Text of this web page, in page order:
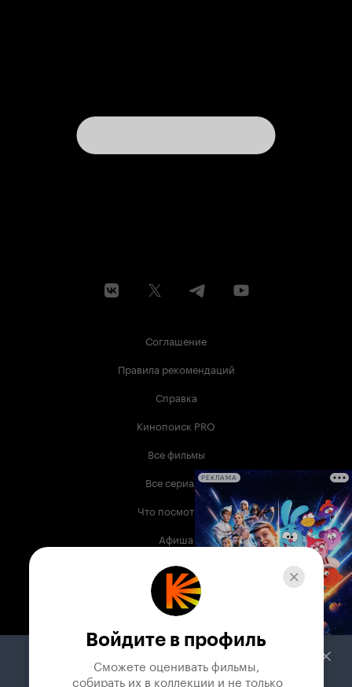
Соглашение
Правила рекомендаций
Справка
Кинопоиск PRO
Все фильмы
Все сериалы
Что посмотреть
Афиша
Музыка
Телепрограмма
Служба поддержки
РЕКЛАМА
Войдите в профиль
Сможете оценивать фильмы,
собирать их в коллекции и не только